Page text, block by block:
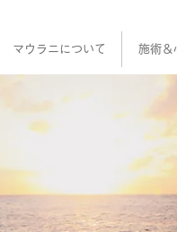
マウラニについて 施術＆